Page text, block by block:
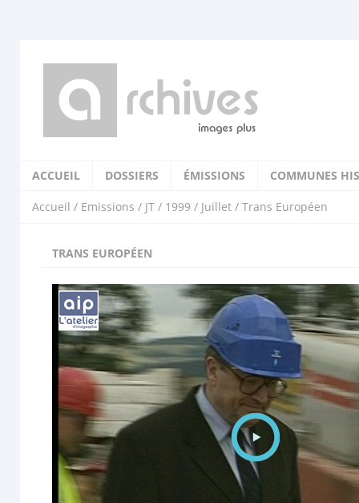
ACCUEIL DOSSIERS ÉMISSIONS COMMUNES
Accueil / Emissions / JT / 1999 / Juillet / Trans Européen
TRANS EUROPÉEN